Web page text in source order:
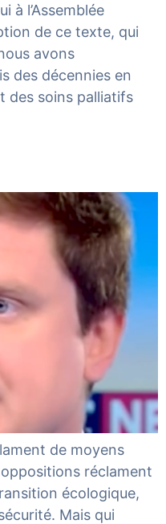
à l’Assemblée
de ce texte, qui
avons
des décennies en
des soins palliatifs
de moyens
réclament
écologique,
Mais qui